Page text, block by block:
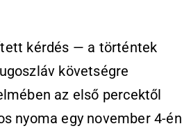
kérdés — a történtek
követségre
az első percektől
nyoma egy november 4-én